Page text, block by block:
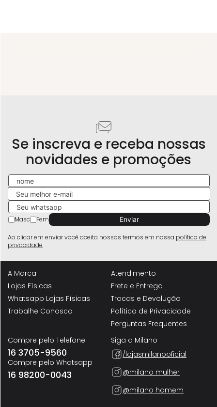
.
Se inscreva e receba nossas
novidades e promoções
Masc Fem
Ao clicar em enviar você aceita nossos termos em nossa política de
privacidade
A Marca
Lojas Físicas
Whatsapp Lojas Físicas
Trabalhe Conosco
Atendimento
Frete e Entrega
Trocas e Devolução
Política de Privacidade
Perguntas Frequentes
Compre pelo Telefone
16 3705-9560
Compre pelo Whatsapp
16 98200-0043
Siga a Milano
/lojasmilanooficial
@milano mulher
@milano homem